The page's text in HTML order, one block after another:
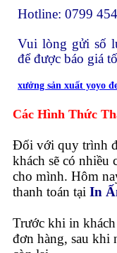
Hotline: 0799
Vui lòng gửi số
để được báo giá
xưởng sản xuất yoyo
Các Hình Thức
Đối với quy trình
khách sẽ có nhiều
cho mình. Hôm
thanh toán tại In
Trước khi in
đơn hàng, sau khi